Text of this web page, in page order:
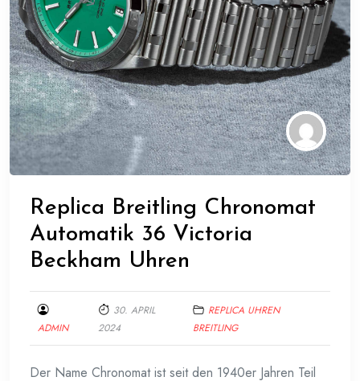
Replica Breitling Chronomat
Automatik 36 Victoria
Beckham Uhren
ADMIN
30. APRIL
2024
REPLICA UHREN
BREITLING
Der Name Chronomat ist seit den 1940er Jahren Teil